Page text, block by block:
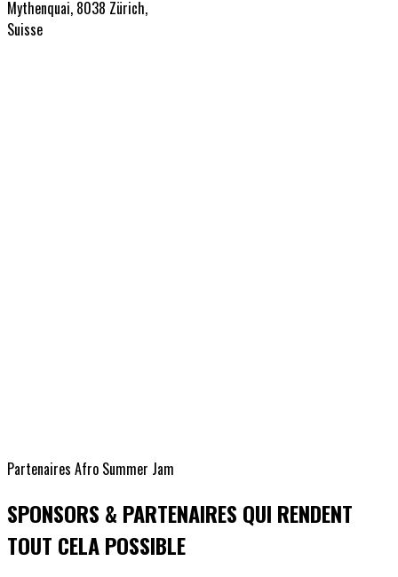
Mythenquai, 8038 Zürich,
Suisse
Partenaires Afro Summer Jam
SPONSORS & PARTENAIRES QUI RENDENT
TOUT CELA POSSIBLE